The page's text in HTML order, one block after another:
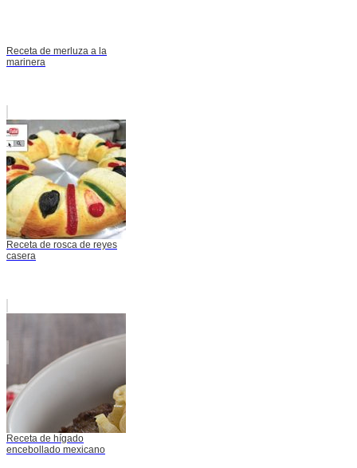
Receta de merluza a la
marinera
Receta de rosca de reyes
casera
Receta de hígado
encebollado mexicano